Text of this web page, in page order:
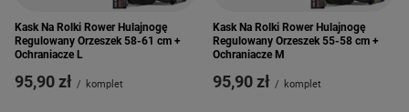
Kask Na Rolki Rower Hulajnogę
Regulowany Orzeszek 58-61 cm +
Ochraniacze L
95,90 zł / komplet
Kask Na Rolki Rower Hulajnogę
Regulowany Orzeszek 55-58 cm +
Ochraniacze M
95,90 zł / komplet